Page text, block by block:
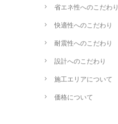
省エネ性へのこだわり
快適性へのこだわり
耐震性へのこだわり
設計へのこだわり
施工エリアについて
価格について